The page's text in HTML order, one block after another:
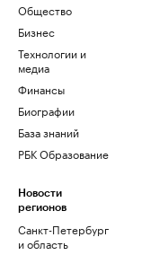
Общество
Бизнес
Технологии и
медиа
Финансы
Биографии
База знаний
РБК Образование
Новости
регионов
Санкт-Петербург
и область